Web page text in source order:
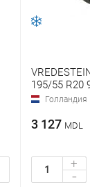
195/55 R20
Голландия
3 127 MDL
+
-